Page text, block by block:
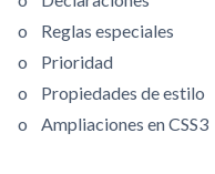
o Reglas especiales
o Prioridad
o Propiedades de estilo
o Ampliaciones en CSS3